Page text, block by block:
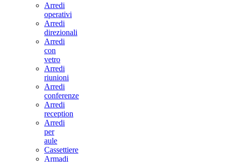
Arredi
operativi
Arredi
direzionali
Arredi
con
vetro
Arredi
riunioni
Arredi
conferenze
Arredi
reception
Arredi
per
aule
Cassettiere
Armadi